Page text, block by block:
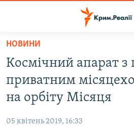
Перейти
основного
матеріалу
Перейти
до
основної
ВІДЕО ТА ФОТО
БЛОГИ
НОВИНИ
Космічний апарат
приватним
на орбіту Місяця
05 квітень 2019, 16:33